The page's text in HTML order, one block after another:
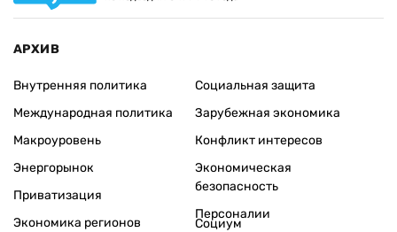
АРХИВ
Внутренняя политика
Международная политика
Макроуровень
Энергорынок
Приватизация
Экономика регионов
Социальная защита
Зарубежная экономика
Конфликт интересов
Экономическая
безопасность
Персоналии
Социум